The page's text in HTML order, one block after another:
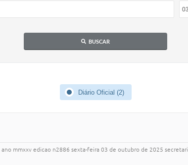
BUSCAR
Diário Oficial (2)
mmxxv edicao n2886 sexta-feira 03 de outubro de 2025